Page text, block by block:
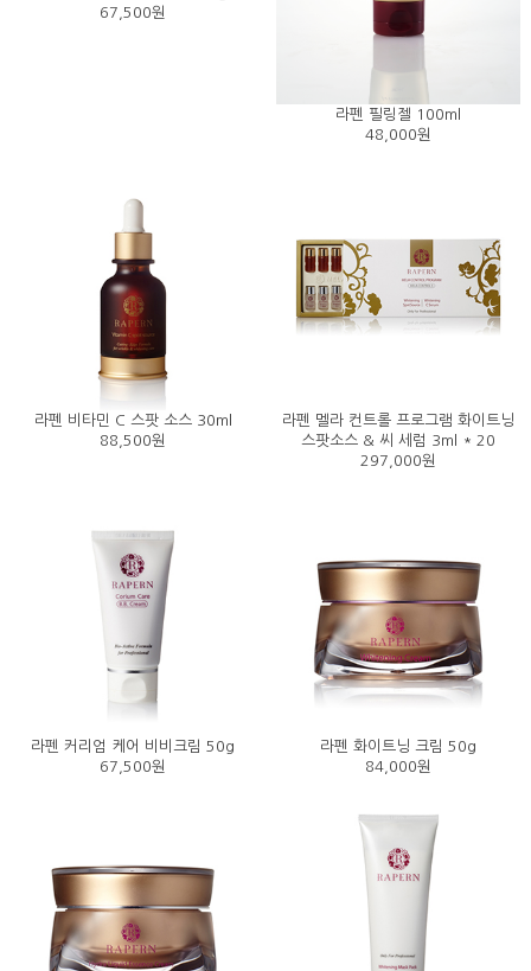
67,500원
라펜 필링젤 100ml
48,000원
라펜 비타민 C 스팟 소스 30ml
88,500원
라펜 멜라 컨트롤 프로그램 화이트닝
스팟소스 & 씨 세럼 3ml * 20
297,000원
라펜 커리엄 케어 비비크림 50g
67,500원
라펜 화이트닝 크림 50g
84,000원